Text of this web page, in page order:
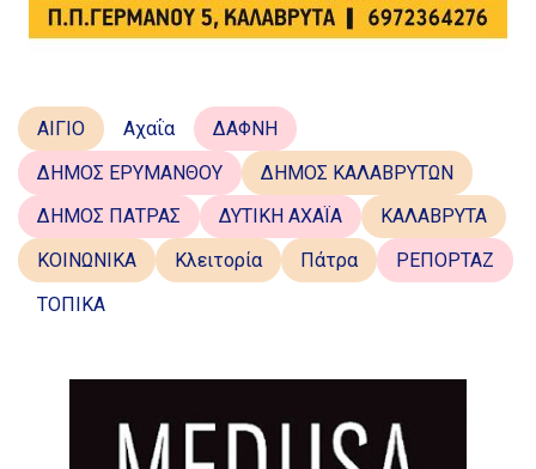
ΑΙΓΙΟ Αχαΐα
ΔΑΦΝΗ
ΔΗΜΟΣ ΕΡΥΜΑΝΘΟΥ
ΔΗΜΟΣ ΚΑΛΑΒΡΥΤΩΝ
ΔΗΜΟΣ ΠΑΤΡΑΣ
ΔΥΤΙΚΗ ΑΧΑΪΑ
ΚΑΛΑΒΡΥΤΑ
ΚΟΙΝΩΝΙΚΑ
Κλειτορία Πάτρα
ΡΕΠΟΡΤΑΖ
ΤΟΠΙΚΑ